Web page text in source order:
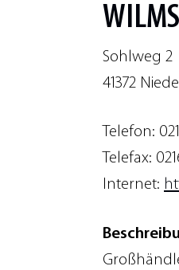
Sohlweg 2
41372
Telefon:
Telefax:
Internet: